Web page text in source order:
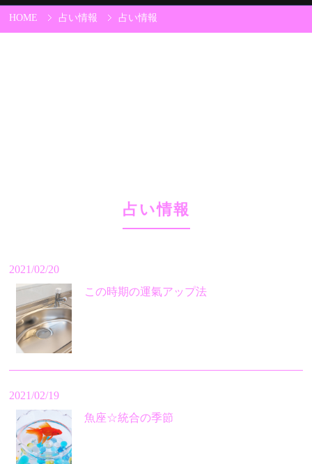
HOME 占い情報 占い情報
占い情報
2021/02/20
この時期の運氣アップ法
2021/02/19
魚座☆統合の季節